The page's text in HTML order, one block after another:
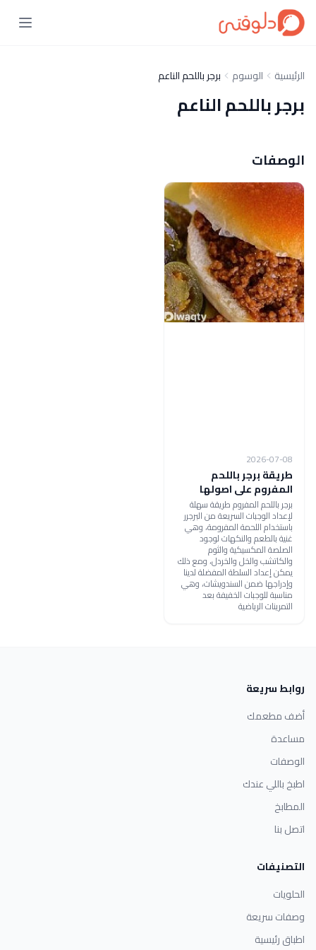
الرئيسية الوسوم برجر باللحم الناعم
برجر باللحم الناعم
الوصفات
2026-07-08
طريقة برجر باللحم
المفروم على اصولها
برجر باللحم المفروم طريقة سهلة
لإعداد الوجبات السريعة من البرجرر
باستخدام اللحمة المفرومة، وهي
غنية بالطعم والنكهات لوجود
الصلصة المكسيكية والثوم
والكاتشب والخل والخردل، ومع ذلك
يمكن إعداد السلطة المفضلة لدينا
وإدراجها ضمن السندويشات، وهي
مناسبة للوجبات الخفيفة بعد
التمرينات الرياضية
روابط سريعة
أضف مطعمك
مساعدة
الوصفات
اطبخ باللي عندك
المطابخ
اتصل بنا
التصنيفات
الحلويات
وصفات سريعة
اطباق رئيسية